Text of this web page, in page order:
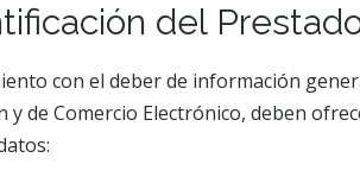
del
con el deber de información
y de Comercio Electrónico, deben